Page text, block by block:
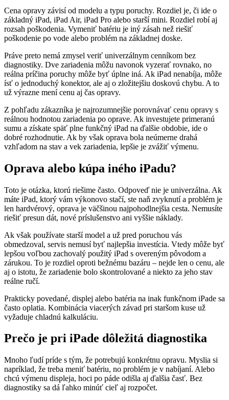
Cena opravy závisí od modelu a typu poruchy. Rozdiel je, či ide o
základný iPad, iPad Air, iPad Pro alebo starší mini. Rozdiel robí aj
rozsah poškodenia. Vymeniť batériu je iný zásah než riešiť
poškodenie po vode alebo problém na základnej doske.
Práve preto nemá zmysel veriť univerzálnym cenníkom bez
diagnostiky. Dve zariadenia môžu navonok vyzerať rovnako, no
reálna príčina poruchy môže byť úplne iná. Ak iPad nenabíja, môže
ísť o jednoduchý konektor, ale aj o zložitejšiu doskovú chybu. A to
už výrazne mení cenu aj čas opravy.
Z pohľadu zákazníka je najrozumnejšie porovnávať cenu opravy s
reálnou hodnotou zariadenia po oprave. Ak investujete primeranú
sumu a získate späť plne funkčný iPad na ďalšie obdobie, ide o
dobré rozhodnutie. Ak by však oprava bola neúmerne drahá
vzhľadom na stav a vek zariadenia, lepšie je zvážiť výmenu.
Oprava alebo kúpa iného iPadu?
Toto je otázka, ktorú riešime často. Odpoveď nie je univerzálna. Ak
máte iPad, ktorý vám výkonovo stačí, ste naň zvyknutí a problém je
len hardvérový, oprava je väčšinou najpohodlnejšia cesta. Nemusíte
riešiť presun dát, nové príslušenstvo ani vyššie náklady.
Ak však používate starší model a už pred poruchou vás
obmedzoval, servis nemusí byť najlepšia investícia. Vtedy môže byť
lepšou voľbou zachovalý použitý iPad s overeným pôvodom a
zárukou. To je rozdiel oproti bežnému bazáru – nejde len o cenu, ale
aj o istotu, že zariadenie bolo skontrolované a niekto za jeho stav
reálne ručí.
Prakticky povedané, displej alebo batéria na inak funkčnom iPade sa
často oplatia. Kombinácia viacerých závad pri staršom kuse už
vyžaduje chladnú kalkuláciu.
Prečo je pri iPade dôležitá diagnostika
Mnoho ľudí príde s tým, že potrebujú konkrétnu opravu. Myslia si
napríklad, že treba meniť batériu, no problém je v nabíjaní. Alebo
chcú výmenu displeja, hoci po páde odišla aj ďalšia časť. Bez
diagnostiky sa dá ľahko minúť cieľ aj rozpočet.